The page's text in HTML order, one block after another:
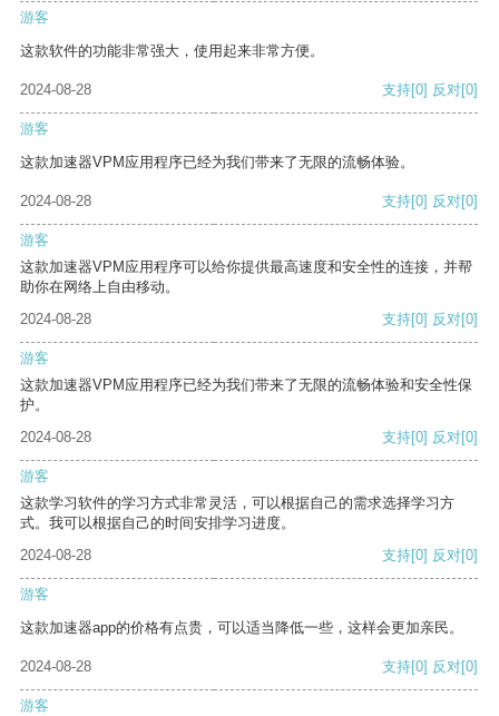
游客
这款软件的功能非常强大，使用起来非常方便。
2024-08-28 支持[0] 反对[0]
游客
这款加速器VPM应用程序已经为我们带来了无限的流畅体验。
2024-08-28 支持[0] 反对[0]
游客
这款加速器VPM应用程序可以给你提供最高速度和安全性的连接，并帮
助你在网络上自由移动。
2024-08-28
支持[0] 反对[0]
游客
这款加速器VPM应用程序已经为我们带来了无限的流畅体验和安全性保
护。
2024-08-28
支持[0] 反对[0]
游客
这款学习软件的学习方式非常灵活，可以根据自己的需求选择学习方
式。我可以根据自己的时间安排学习进度。
2024-08-28
支持[0] 反对[0]
游客
这款加速器app的价格有点贵，可以适当降低一些，这样会更加亲民。
2024-08-28 支持[0] 反对[0]
游客